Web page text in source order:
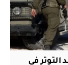
في